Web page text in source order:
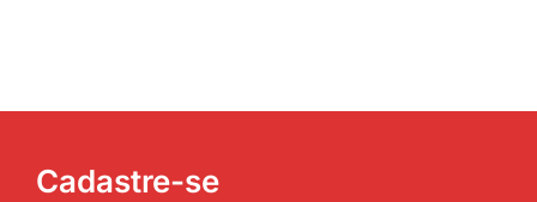
Cadastre-se